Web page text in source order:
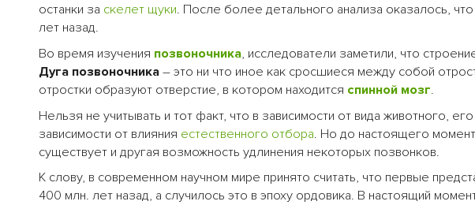
останки за скелет щуки. После более детального анализа оказалось,
лет назад.
Во время изучения позвоночника, исследователи заметили, что
Дуга позвоночника – это ни что иное как сросшиеся между собой
отростки образуют отверстие, в котором находится спинной мозг.
Нельзя не учитывать и тот факт, что в зависимости от вида животного,
зависимости от влияния естественного отбора. Но до настоящего
существует и другая возможность удлинения некоторых позвонков.
К слову, в современном научном мире принято считать, что первые
400 млн. лет назад, а случилось это в эпоху ордовика. В настоящий